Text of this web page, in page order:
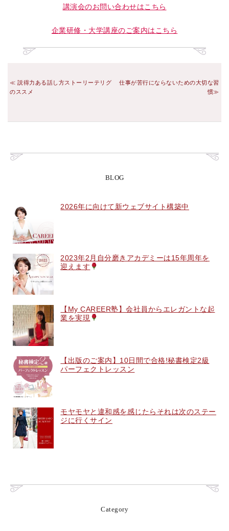
講演会のお問い合わせはこちら
企業研修・大学講座のご案内はこちら
説得力ある話し方ストーリーテリグ
のススメ
仕事が苦行にならないための大切な習
慣
BLOG
2026年に向けて新ウェブサイト構築中
2023年2月自分磨きアカデミーは15年周年を
迎えます
【My CAREER塾】会社員からエレガントな起
業を実現
【出版のご案内】10日間で合格!秘書検定2級
パーフェクトレッスン
モヤモヤと違和感を感じたらそれは次のステー
ジに行くサイン
Category